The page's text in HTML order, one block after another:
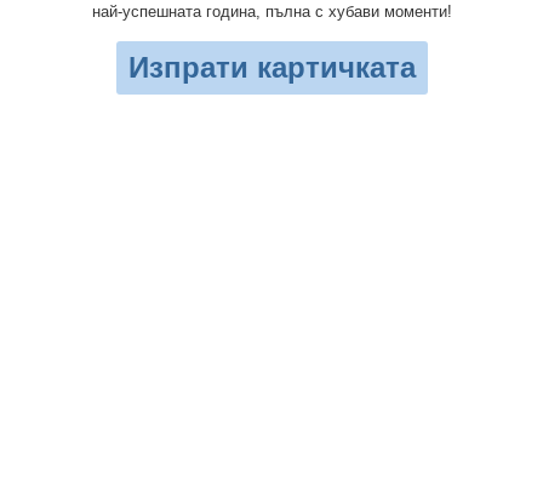
най-успешната година, пълна с хубави моменти!
Изпрати картичката